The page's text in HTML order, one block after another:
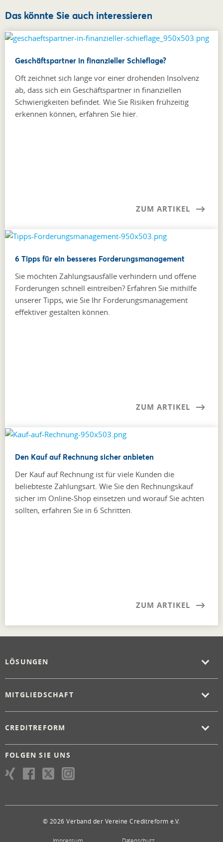
Das könnte Sie auch interessieren
Geschäftspartner in finanzieller Schieflage?
Oft zeichnet sich lange vor einer drohenden Insolvenz
ab, dass sich ein Geschäftspartner in finanziellen
Schwierigkeiten befindet. Wie Sie Risiken frühzeitig
erkennen können, erfahren Sie hier.
ZUM ARTIKEL
6 Tipps für ein besseres Forderungsmanagement
Sie möchten Zahlungsausfälle verhindern und offene
Forderungen schnell eintreiben? Erfahren Sie mithilfe
unserer Tipps, wie Sie Ihr Forderungs­management
effektiver gestalten können.
ZUM ARTIKEL
Den Kauf auf Rechnung sicher anbieten
Der Kauf auf Rechnung ist für viele Kunden die
beliebteste Zahlungsart. Wie Sie den Rechnungskauf
sicher im Online-Shop einsetzen und worauf Sie achten
sollten, erfahren Sie in 6 Schritten.
ZUM ARTIKEL
LÖSUNGEN
MITGLIEDSCHAFT
CREDITREFORM
FOLGEN SIE UNS
© 2026 Verband der Vereine Creditreform e.V.
Impressum Datenschutz